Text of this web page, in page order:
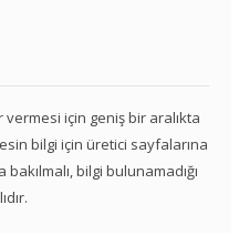
vermesi için geniş bir aralıkta
bilgi için üretici sayfalarına
bilgi bulunamadığı